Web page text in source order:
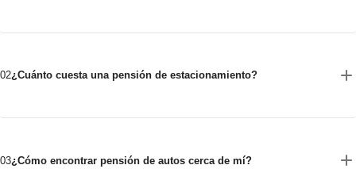
02¿Cuánto cuesta una pensión de estacionamiento?
03¿Cómo encontrar pensión de autos cerca de mí?